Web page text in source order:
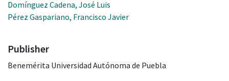
Domínguez Cadena, José Luis
Pérez Gaspariano, Francisco Javier
Publisher
Benemérita Universidad Autónoma de Puebla